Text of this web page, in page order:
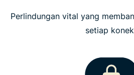
Gunakan ExpressVPN di router
Apa kata orang tentang
Perlindungan vital yang
setiap